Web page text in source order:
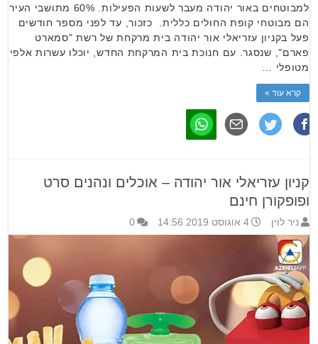
למבוטחים באור יהודה מעבר לשעות הפעילות. 60% מתושבי העיר
הם מבוטחי קופת החולים כללית. כזכור, עד לפני מספר חודשים
פעל בקניון עזריאלי אור יהודה בית מרקחת של רשת "סמארט
פארם", שנסגר. עם חנוכת בית המרקחת החדש, יוכלו עשרות אלפי
מטופלי …
קרא עוד »
קניון עזריאלי אור יהודה – אוכלים ונהנים סרט
ופופקורן חינם
ניר לוין 4 אוגוסט 2019 14:56 0